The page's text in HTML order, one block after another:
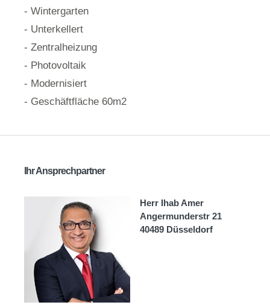
- Wintergarten
- Unterkellert
- Zentralheizung
- Photovoltaik
- Modernisiert
- Geschäftfläche 60m2
Ihr Ansprechpartner
Herr Ihab Amer
Angermunderstr 21
40489 Düsseldorf